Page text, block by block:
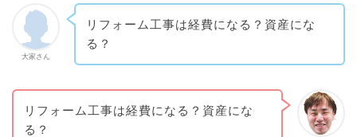
大家さん
リフォーム工事は経費になる？資産にな
る？
リフォーム工事は経費になる？資産にな
る？